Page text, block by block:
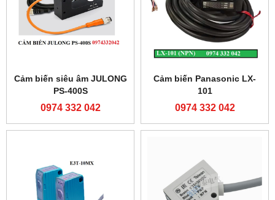
Cảm biến siêu âm JULONG
PS-400S
0974 332 042
Cảm biến Panasonic LX-
101
0974 332 042